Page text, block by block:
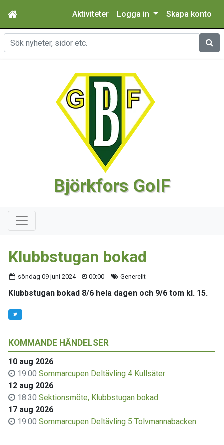
Aktiviteter Logga in Skapa konto
Sök
Björkfors GoIF
KOMMANDE HÄNDELSER
10 aug 2026
19:00 Sommarcupen Deltävling 4 Kullsäter
12 aug 2026
18:30 Sektionsmöte, Klubbstugan bokad
17 aug 2026
19:00 Sommarcupen Deltävling 5 Tolvmannabacken
Klubbstugan bokad
söndag 09 juni 2024 00:00 Generellt
Klubbstugan bokad 8/6 hela dagen och 9/6 tom kl. 15.